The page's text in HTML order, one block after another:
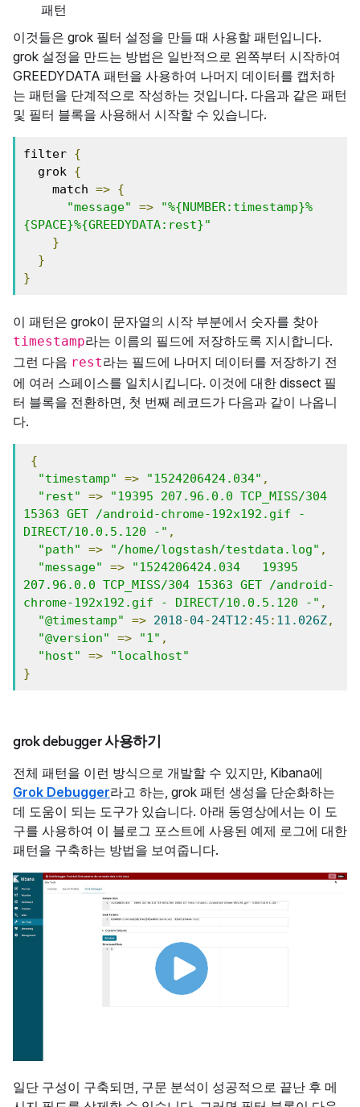
패턴
이것들은 grok 필터 설정을 만들 때 사용할 패턴입니다.
grok 설정을 만드는 방법은 일반적으로 왼쪽부터 시작하여
GREEDYDATA 패턴을 사용하여 나머지 데이터를 캡처하
는 패턴을 단계적으로 작성하는 것입니다. 다음과 같은 패턴
및 필터 블록을 사용해서 시작할 수 있습니다.
filter {
  grok
{
    match
=> {
"message"
=>
"%{NUMBER:timestamp}%
{SPACE}%{GREEDYDATA:rest}"
}
}
}
이 패턴은 grok이 문자열의 시작 부분에서 숫자를 찾아
timestamp라는 이름의 필드에 저장하도록 지시합니다.
그런 다음 rest라는 필드에 나머지 데이터를 저장하기 전
에 여러 스페이스를 일치시킵니다. 이것에 대한 dissect 필
터 블록을 전환하면, 첫 번째 레코드가 다음과 같이 나옵니
다.
{
"timestamp"
=> "1524206424.034" ,
"rest"
=>
"19395 207.96.0.0 TCP_MISS/304
15363 GET /android-chrome-192x192.gif -
DIRECT/10.0.5.120 -" ,
"path"
=> "/home/logstash/testdata.log" ,
"message"
=>
"1524206424.034   19395
207.96.0.0 TCP_MISS/304 15363 GET /android-
chrome-192x192.gif - DIRECT/10.0.5.120 -" ,
"@timestamp"
=> 2018-04-24T12 :45 : 11.026Z,
"@version"
=> "1" ,
"host"
=>
"localhost"
}
grok debugger 사용하기
전체 패턴을 이런 방식으로 개발할 수 있지만, Kibana에
Grok Debugger라고 하는, grok 패턴 생성을 단순화하는
데 도움이 되는 도구가 있습니다. 아래 동영상에서는 이 도
구를 사용하여 이 블로그 포스트에 사용된 예제 로그에 대한
패턴을 구축하는 방법을 보여줍니다.
일단 구성이 구축되면, 구문 분석이 성공적으로 끝난 후 메